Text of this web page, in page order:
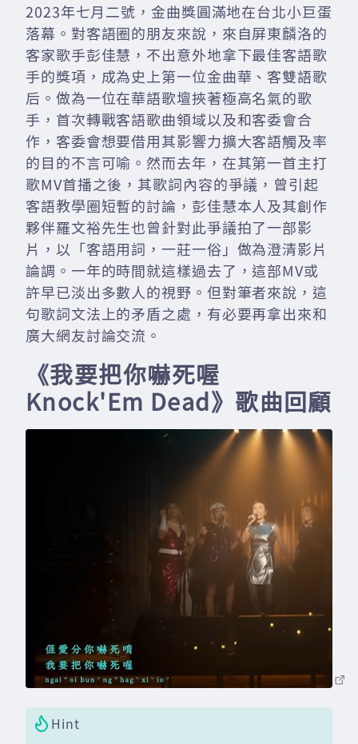
2023年七月二號，金曲獎圓滿地在台北小巨蛋
落幕。對客語圈的朋友來說，來自屏東麟洛的
客家歌手彭佳慧，不出意外地拿下最佳客語歌
手的獎項，成為史上第一位金曲華、客雙語歌
后。做為一位在華語歌壇挾著極高名氣的歌
手，首次轉戰客語歌曲領域以及和客委會合
作，客委會想要借用其影響力擴大客語觸及率
的目的不言可喻。然而去年，在其第一首主打
歌MV首播之後，其歌詞內容的爭議，曾引起
客語教學圈短暫的討論，彭佳慧本人及其創作
夥伴羅文裕先生也曾針對此爭議拍了一部影
片，以「客語用詞，一莊一俗」做為澄清影片
論調。一年的時間就這樣過去了，這部MV或
許早已淡出多數人的視野。但對筆者來說，這
句歌詞文法上的矛盾之處，有必要再拿出來和
廣大網友討論交流。
《我要把你嚇死喔
Knock'Em Dead》歌曲回顧
Hint